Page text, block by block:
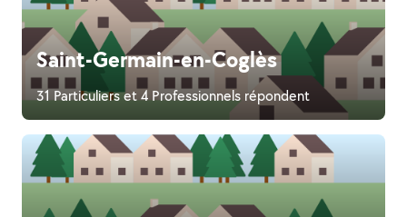
Saint-Germain-en-Coglès
31 Particuliers et 4 Professionnels répondent